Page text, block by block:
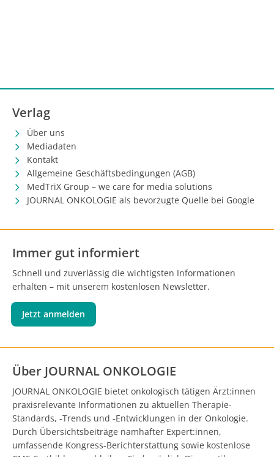
Verlag
Über uns
Mediadaten
Kontakt
Allgemeine Geschäftsbedingungen (AGB)
MedTriX Group – we care for media solutions
JOURNAL ONKOLOGIE als bevorzugte Quelle bei Google
Immer gut informiert
Schnell und zuverlässig die wichtigsten Informationen
erhalten – mit unserem kostenlosen Newsletter.
Jetzt anmelden
Über JOURNAL ONKOLOGIE
JOURNAL ONKOLOGIE bietet onkologisch tätigen Ärzt:innen
praxisrelevante Informationen zu aktuellen Therapie-
Standards, -Trends und -Entwicklungen in der Onkologie.
Durch Übersichtsbeiträge namhafter Expert:innen,
umfassende Kongress-Berichterstattung sowie kostenlose